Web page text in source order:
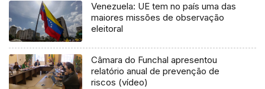
Venezuela: UE tem no país uma das
maiores missões de observação
eleitoral
Câmara do Funchal apresentou
relatório anual de prevenção de
riscos (vídeo)